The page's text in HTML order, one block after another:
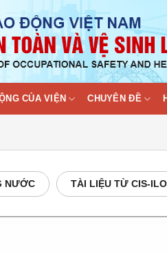
CỦA VIỆN CHUYÊN ĐỀ
NƯỚC TÀI LIỆU TỪ CIS-ILO